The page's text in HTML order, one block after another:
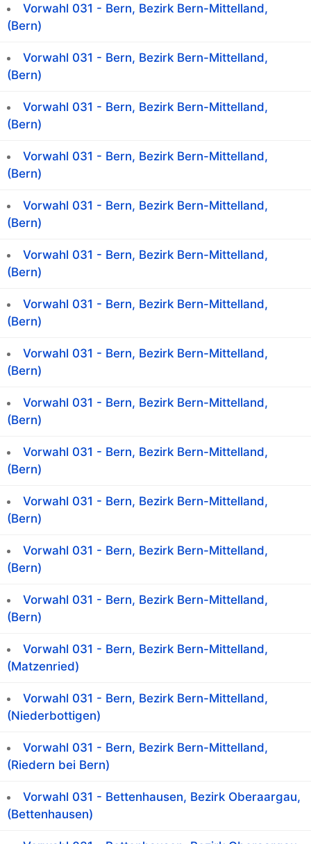
Vorwahl 031 - Bern, Bezirk Bern-Mittelland,
(Bern)
Vorwahl 031 - Bern, Bezirk Bern-Mittelland,
(Bern)
Vorwahl 031 - Bern, Bezirk Bern-Mittelland,
(Bern)
Vorwahl 031 - Bern, Bezirk Bern-Mittelland,
(Bern)
Vorwahl 031 - Bern, Bezirk Bern-Mittelland,
(Bern)
Vorwahl 031 - Bern, Bezirk Bern-Mittelland,
(Bern)
Vorwahl 031 - Bern, Bezirk Bern-Mittelland,
(Bern)
Vorwahl 031 - Bern, Bezirk Bern-Mittelland,
(Bern)
Vorwahl 031 - Bern, Bezirk Bern-Mittelland,
(Bern)
Vorwahl 031 - Bern, Bezirk Bern-Mittelland,
(Bern)
Vorwahl 031 - Bern, Bezirk Bern-Mittelland,
(Bern)
Vorwahl 031 - Bern, Bezirk Bern-Mittelland,
(Bern)
Vorwahl 031 - Bern, Bezirk Bern-Mittelland,
(Bern)
Vorwahl 031 - Bern, Bezirk Bern-Mittelland,
(Matzenried)
Vorwahl 031 - Bern, Bezirk Bern-Mittelland,
(Niederbottigen)
Vorwahl 031 - Bern, Bezirk Bern-Mittelland,
(Riedern bei Bern)
Vorwahl 031 - Bettenhausen, Bezirk Oberaargau,
(Bettenhausen)